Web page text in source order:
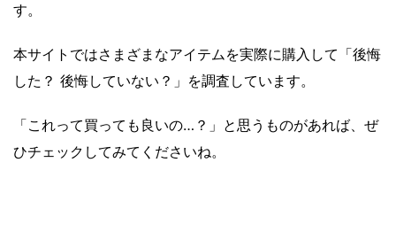
す。
本サイトではさまざまなアイテムを実際に購入して「後悔
した？ 後悔していない？」を調査しています。
「これって買っても良いの…？」と思うものがあれば、ぜ
ひチェックしてみてくださいね。